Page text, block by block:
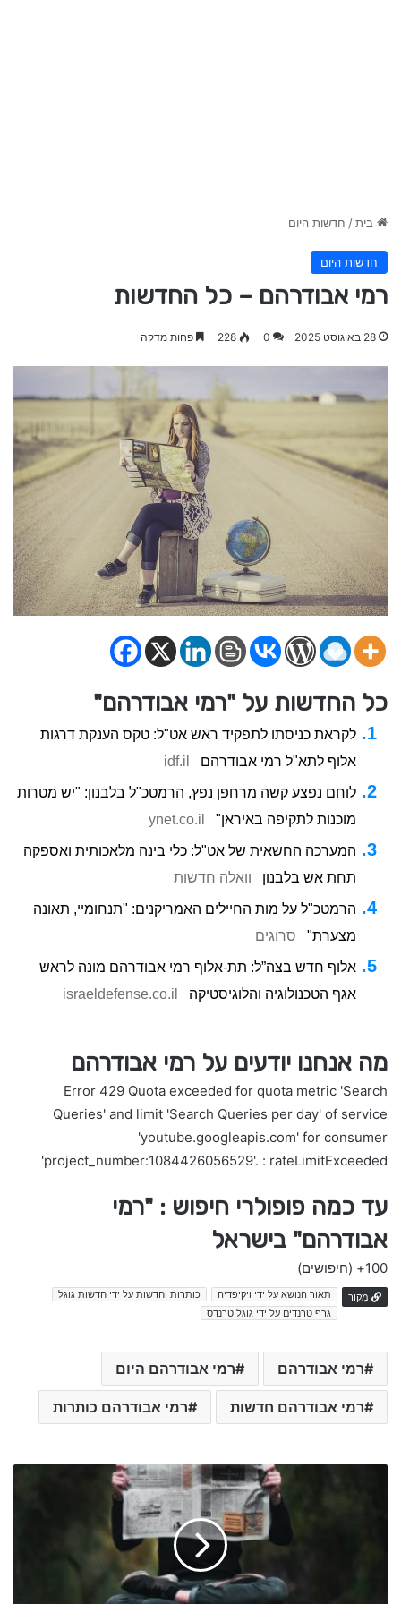
בית/ חדשות היום
חדשות היום
רמי אבודרהם – כל החדשות
28 באוגוסט 2025 0
228 פחות מדקה
כל החדשות על "רמי אבודרהם"
לקראת כניסתו לתפקיד ראש אט"ל: טקס הענקת דרגות
אלוף לתא"ל רמי אבודרהם
idf.il
לוחם נפצע קשה מרחפן נפץ, הרמטכ"ל בלבנון: "יש מטרות
מוכנות לתקיפה באיראן"
ynet.co.il
המערכה החשאית של אט"ל: כלי בינה מלאכותית ואספקה
תחת אש בלבנון
וואלה חדשות
הרמטכ"ל על מות החיילים האמריקנים: "תנחומיי, תאונה
מצערת"
סרוגים
אלוף חדש בצה”ל: תת-אלוף רמי אבודרהם מונה לראש
אגף הטכנולוגיה והלוגיסטיקה
israeldefense.co.il
מה אנחנו יודעים על רמי אבודרהם
Error 429 Quota exceeded for quota metric 'Search
Queries' and limit 'Search Queries per day' of service
'youtube.googleapis.com' for consumer
'project_number:1084426056529'. : rateLimitExceeded
עד כמה פופולרי חיפוש : "רמי
אבודרהם" בישראל
100+ (חיפושים)
מָקוֹר תאור הנושא על ידי ויקיפדיה
כותרות וחדשות על ידי חדשות גוגל
גרף טרנדים על ידי גוגל טרנדס
רמי אבודרהם רמי אבודרהם היום
רמי אבודרהם חדשות רמי אבודרהם כותרות